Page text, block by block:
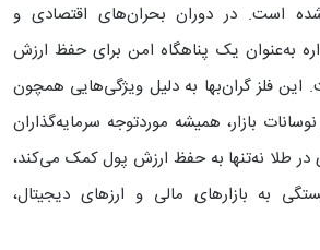
شده است. در دوران بحران‌های اقتصادی و
به‌عنوان یک پناهگاه امن برای حفظ ارزش
این فلز گران‌بها به دلیل ویژگی‌هایی همچون
بازار، همیشه موردتوجه سرمایه‌گذاران
در طلا نه‌تنها به حفظ ارزش پول کمک می‌کند،
به بازارهای مالی و ارزهای دیجیتال،